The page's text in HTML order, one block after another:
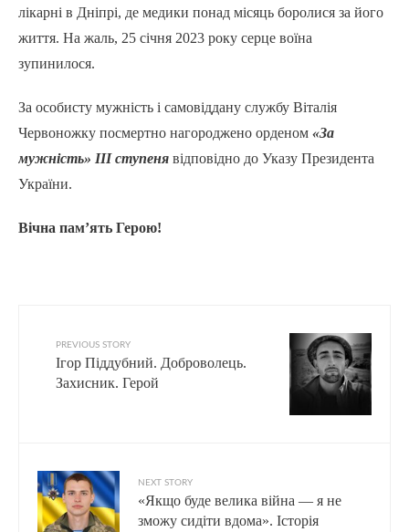
лікарні в Дніпрі, де медики понад місяць боролися за його
життя. На жаль, 25 січня 2023 року серце воїна
зупинилося.
За особисту мужність і самовіддану службу Віталія
Червоножку посмертно нагороджено орденом «За
мужність» ІІІ ступеня відповідно до Указу Президента
України.
Вічна пам’ять Герою!
PREVIOUS STORY
Ігор Піддубний. Доброволець.
Захисник. Герой
NEXT STORY
«Якщо буде велика війна — я не
зможу сидіти вдома». Історія